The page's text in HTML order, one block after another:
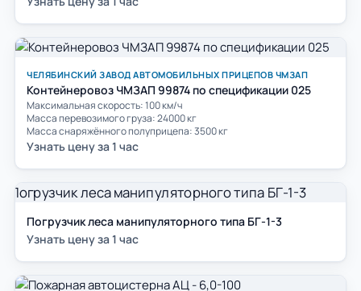
ЧЕЛЯБИНСКИЙ ЗАВОД АВТОМОБИЛЬНЫХ ПРИЦЕПОВ ЧМЗАП
Контейнеровоз ЧМЗАП 99874 по спецификации 025
Максимальная скорость: 100 км/ч
Масса перевозимого груза: 24000 кг
Масса снаряжённого полуприцепа: 3500 кг
Узнать цену за 1 час
Погрузчик леса манипуляторного типа БГ-1-3
Узнать цену за 1 час